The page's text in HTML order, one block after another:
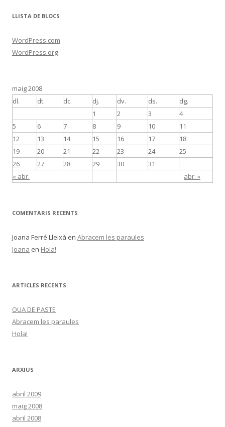
LLISTA DE BLOCS
WordPress.com
WordPress.org
maig 2008
dl.
dt. dc. dj. dv. ds. dg.
« abr. abr. »
1 2 3
4
5
6 7 8 9 10
11
12
13 14 15 16 17
18
19
20 21 22 23 24
25
26
27 28 29 30 31
COMENTARIS RECENTS
Joana Ferré Lleixà en Abracem les paraules
Joana en Hola!
ARTICLES RECENTS
OUA DE PASTE
Abracem les paraules
Hola!
ARXIUS
abril 2009
maig 2008
abril 2008